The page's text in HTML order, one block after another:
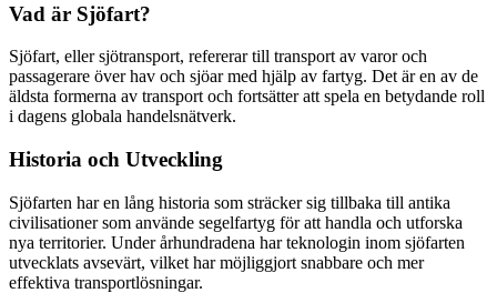
Vad är Sjöfart?
Sjöfart, eller sjötransport, refererar till transport av varor och
passagerare över hav och sjöar med hjälp av fartyg. Det är en av de
äldsta formerna av transport och fortsätter att spela en betydande roll
i dagens globala handelsnätverk.
Historia och Utveckling
Sjöfarten har en lång historia som sträcker sig tillbaka till antika
civilisationer som använde segelfartyg för att handla och utforska
nya territorier. Under århundradena har teknologin inom sjöfarten
utvecklats avsevärt, vilket har möjliggjort snabbare och mer
effektiva transportlösningar.